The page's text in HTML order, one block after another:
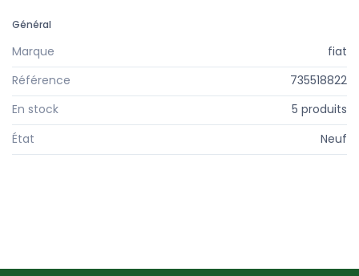
Général
Marque
fiat
Référence
735518822
En stock
5 produits
État
Neuf